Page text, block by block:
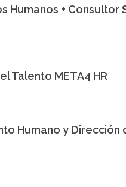
+ Consultor
Talento META4 HR
Humano y Dirección